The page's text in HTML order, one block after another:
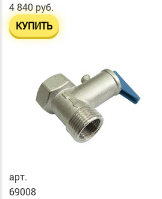
4 840 руб.
КУПИТЬ
арт.
69008